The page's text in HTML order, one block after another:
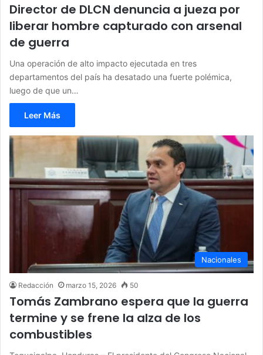
Director de DLCN denuncia a jueza por
liberar hombre capturado con arsenal
de guerra
Una operación de alto impacto ejecutada en tres
departamentos del país ha desatado una fuerte polémica,
luego de que un…
Leer Más
Nacionales
Redacción marzo 15, 2026 50
Tomás Zambrano espera que la guerra
termine y se frene la alza de los
combustibles